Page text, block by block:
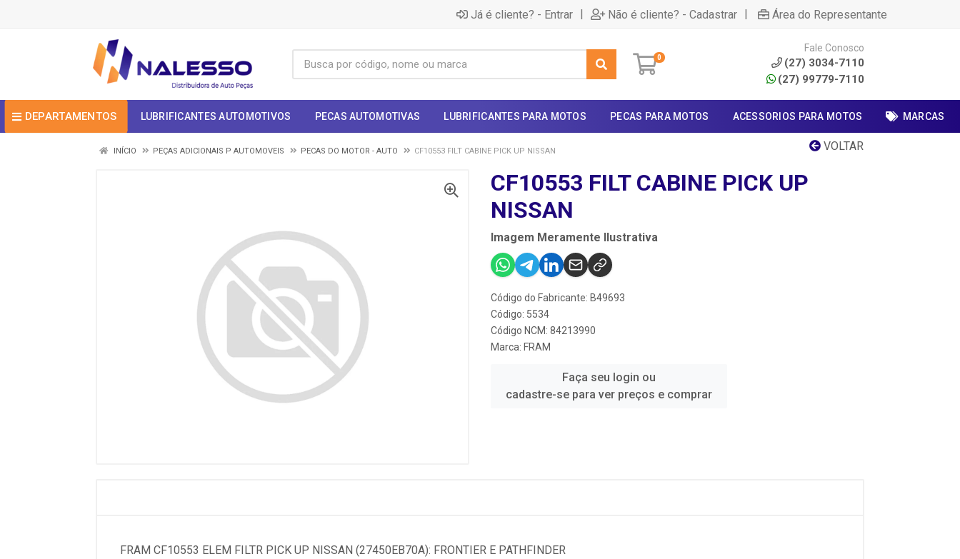
Já é cliente? - Entrar | Não é cliente? - Cadastrar | Área do Representante
0
Fale Conosco
(27) 3034-7110
(27) 99779-7110
DEPARTAMENTOS LUBRIFICANTES AUTOMOTIVOS PECAS AUTOMOTIVAS LUBRIFICANTES PARA MOTOS PECAS PARA MOTOS ACESSORIOS PARA MOTOS MARCAS
VOLTAR
INÍCIO PEÇAS ADICIONAIS P AUTOMOVEIS PECAS DO MOTOR - AUTO CF10553 FILT CABINE PICK UP NISSAN
CF10553 FILT CABINE PICK UP
NISSAN
Imagem Meramente Ilustrativa
Código do Fabricante: B49693
Código: 5534
Código NCM: 84213990
Marca: FRAM
Faça seu login ou
cadastre-se para ver preços e comprar
FRAM CF10553 ELEM FILTR PICK UP NISSAN (27450EB70A): FRONTIER E PATHFINDER